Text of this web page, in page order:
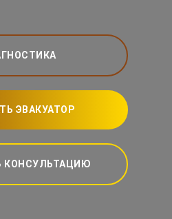
ЭВАКУАТОР
КОНСУЛЬТАЦИЮ